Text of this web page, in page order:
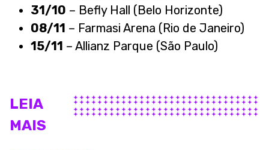
31/10 – Befly Hall (Belo Horizonte)
08/11 – Farmasi Arena (Rio de Janeiro)
15/11 – Allianz Parque (São Paulo)
LEIA
MAIS